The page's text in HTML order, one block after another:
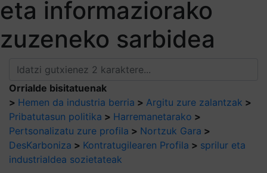
eta informaziorako
zuzeneko sarbidea
Orrialde bisitatuenak
> Hemen da industria berria > Argitu zure zalantzak >
Pribatutasun politika > Harremanetarako >
Pertsonalizatu zure profila > Nortzuk Gara >
DesKarboniza > Kontratugilearen Profila > sprilur eta
industrialdea sozietateak